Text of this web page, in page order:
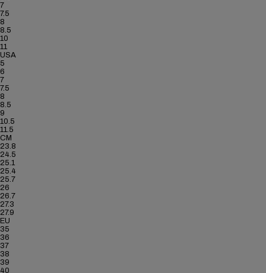
7
7.5
8
8.5
10
11
USA
5
6
7
7.5
8
8.5
9
10.5
11.5
CM
23.8
24.5
25.1
25.4
25.7
26
26.7
27.3
27.9
EU
35
36
37
38
39
40